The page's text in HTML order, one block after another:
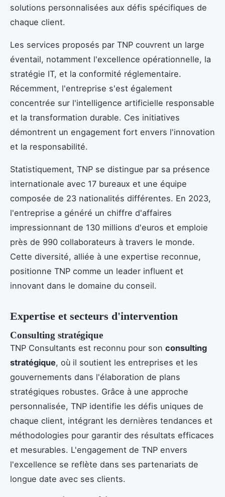
solutions personnalisées aux défis spécifiques de
chaque client.
Les services proposés par TNP couvrent un large
éventail, notamment l'excellence opérationnelle, la
stratégie IT, et la conformité réglementaire.
Récemment, l'entreprise s'est également
concentrée sur l'intelligence artificielle responsable
et la transformation durable. Ces initiatives
démontrent un engagement fort envers l'innovation
et la responsabilité.
Statistiquement, TNP se distingue par sa présence
internationale avec 17 bureaux et une équipe
composée de 23 nationalités différentes. En 2023,
l'entreprise a généré un chiffre d'affaires
impressionnant de 130 millions d'euros et emploie
près de 990 collaborateurs à travers le monde.
Cette diversité, alliée à une expertise reconnue,
positionne TNP comme un leader influent et
innovant dans le domaine du conseil.
Expertise et secteurs d'intervention
Consulting stratégique
TNP Consultants est reconnu pour son consulting
stratégique, où il soutient les entreprises et les
gouvernements dans l'élaboration de plans
stratégiques robustes. Grâce à une approche
personnalisée, TNP identifie les défis uniques de
chaque client, intégrant les dernières tendances et
méthodologies pour garantir des résultats efficaces
et mesurables. L'engagement de TNP envers
l'excellence se reflète dans ses partenariats de
longue date avec ses clients.